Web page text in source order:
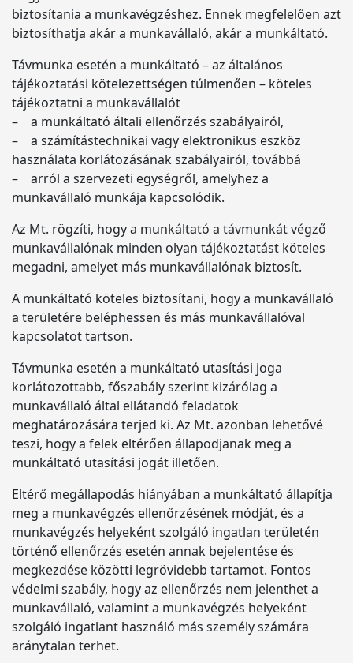
biztosítania a munkavégzéshez. Ennek megfelelően azt
biztosíthatja akár a munkavállaló, akár a munkáltató.
Távmunka esetén a munkáltató – az általános
tájékoztatási kötelezettségen túlmenően – köteles
tájékoztatni a munkavállalót
– a munkáltató általi ellenőrzés szabályairól,
– a számítástechnikai vagy elektronikus eszköz
használata korlátozásának szabályairól, továbbá
– arról a szervezeti egységről, amelyhez a
munkavállaló munkája kapcsolódik.
Az Mt. rögzíti, hogy a munkáltató a távmunkát végző
munkavállalónak minden olyan tájékoztatást köteles
megadni, amelyet más munkavállalónak biztosít.
A munkáltató köteles biztosítani, hogy a munkavállaló
a területére beléphessen és más munkavállalóval
kapcsolatot tartson.
Távmunka esetén a munkáltató utasítási joga
korlátozottabb, főszabály szerint kizárólag a
munkavállaló által ellátandó feladatok
meghatározására terjed ki. Az Mt. azonban lehetővé
teszi, hogy a felek eltérően állapodjanak meg a
munkáltató utasítási jogát illetően.
Eltérő megállapodás hiányában a munkáltató állapítja
meg a munkavégzés ellenőrzésének módját, és a
munkavégzés helyeként szolgáló ingatlan területén
történő ellenőrzés esetén annak bejelentése és
megkezdése közötti legrövidebb tartamot. Fontos
védelmi szabály, hogy az ellenőrzés nem jelenthet a
munkavállaló, valamint a munkavégzés helyeként
szolgáló ingatlant használó más személy számára
aránytalan terhet.